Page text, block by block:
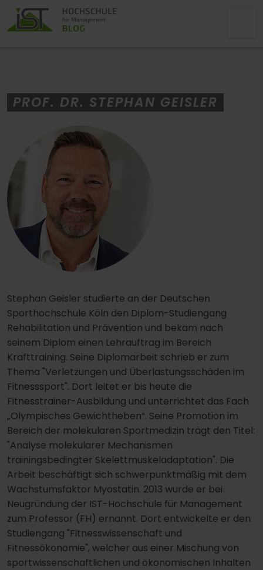
PROF. DR. STEPHAN GEISLER
Stephan Geisler studierte an der Deutschen
Sporthochschule Köln den Diplom-Studiengang
Rehabilitation und Prävention und bekam nach
seinem Diplom einen Lehrauftrag im Bereich
Krafttraining. Seine Diplomarbeit schrieb er zum
Thema "Verletzungen und Überlastungsschäden im
Fitnesssport". Dort leitet er bis heute die
Fitnesstrainer-Ausbildung und unterrichtet das Fach
„Olympisches Gewichtheben“. Seine Promotion im
Bereich der molekularen Sportmedizin trägt den Titel:
"Analyse molekularer Mechanismen
trainingsbedingter Skelettmuskeladaptation". Die
Arbeit beschäftigt sich schwerpunktmäßig mit dem
Wachstumsfaktor Myostatin. 2013 wurde er bei
Neugründung der IST-Hochschule für Management
zum Professor (FH) ernannt. Dort entwickelte er den
Studiengang "Fitnesswissenschaft und
Fitnessökonomie", welcher aus einer Mischung von
sportwissenschaftlichen und ökonomischen Inhalten